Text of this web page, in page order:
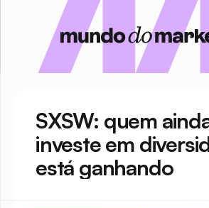
SXSW: quem
investe em
está ganhando